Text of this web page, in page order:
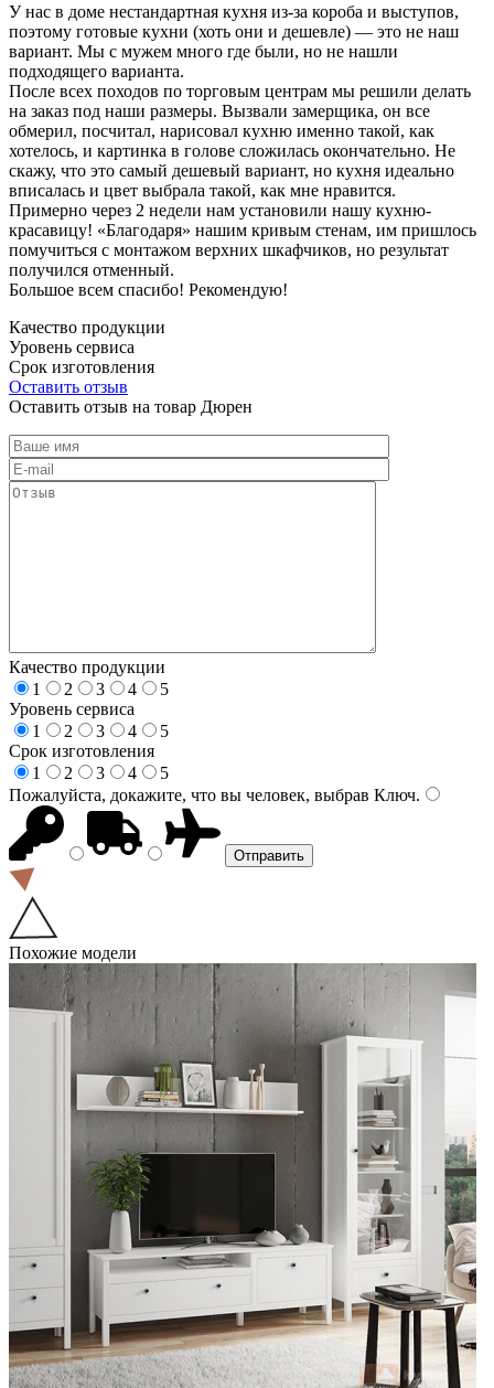
У нас в доме нестандартная кухня из-за короба и выступов,
поэтому готовые кухни (хоть они и дешевле) — это не наш
вариант. Мы с мужем много где были, но не нашли
подходящего варианта.
После всех походов по торговым центрам мы решили делать
на заказ под наши размеры. Вызвали замерщика, он все
обмерил, посчитал, нарисовал кухню именно такой, как
хотелось, и картинка в голове сложилась окончательно. Не
скажу, что это самый дешевый вариант, но кухня идеально
вписалась и цвет выбрала такой, как мне нравится.
Примерно через 2 недели нам установили нашу кухню-
красавицу! «Благодаря» нашим кривым стенам, им пришлось
помучиться с монтажом верхних шкафчиков, но результат
получился отменный.
Большое всем спасибо! Рекомендую!
Качество продукции
Уровень сервиса
Срок изготовления
Оставить отзыв
Оставить отзыв на товар Дюрен
Качество продукции
1
2 3 4
5
Уровень сервиса
1
2 3 4
5
Срок изготовления
1
2 3 4
5
Пожалуйста, докажите, что вы человек, выбрав Ключ.
Похожие модели